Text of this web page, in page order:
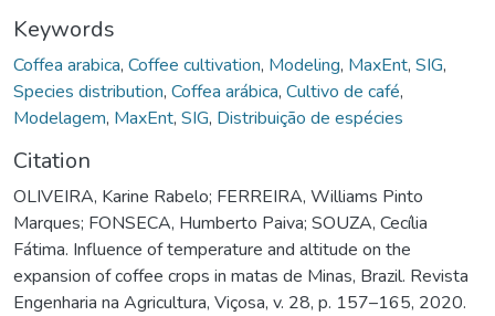
Keywords
Coffea arabica, Coffee cultivation, Modeling, MaxEnt, SIG,
Species distribution, Coffea arábica, Cultivo de café,
Modelagem, MaxEnt, SIG, Distribuição de espécies
Citation
OLIVEIRA, Karine Rabelo; FERREIRA, Williams Pinto
Marques; FONSECA, Humberto Paiva; SOUZA, Cecília
Fátima. Influence of temperature and altitude on the
expansion of coffee crops in matas de Minas, Brazil. Revista
Engenharia na Agricultura, Viçosa, v. 28, p. 157–165, 2020.